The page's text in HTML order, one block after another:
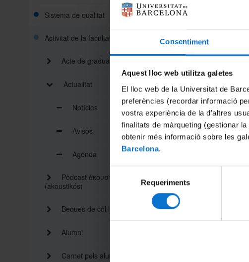
Consentiment
Aquest lloc web utilitza galetes
El lloc web de la Universitat de
preferències (recordar informació
vostra experiència de la d’altres
finalitats de màrqueting (gestionar
obtenir més informació sobre les
Barcelona.
consentiment
Requeriments
Sistema de qualitat
Activitat de la facultat
Acte de graduació
Actualitat
Notícies
Avisos
Agenda
Pòdcast ἀκουστικός
(akoustikós)
Beques de col·laboració
Alumni
Carnet pels alumnes i personal
Organitza:
Data: 6/5/2013
Lloc: Aula 4 -
Es donaran a
institucions i,
Aquest
podrà